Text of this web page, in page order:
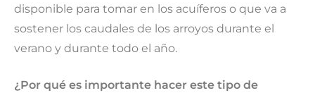
disponible para tomar en los acuíferos o que va a
sostener los caudales de los arroyos durante el
verano y durante todo el año.
¿Por qué es importante hacer este tipo de